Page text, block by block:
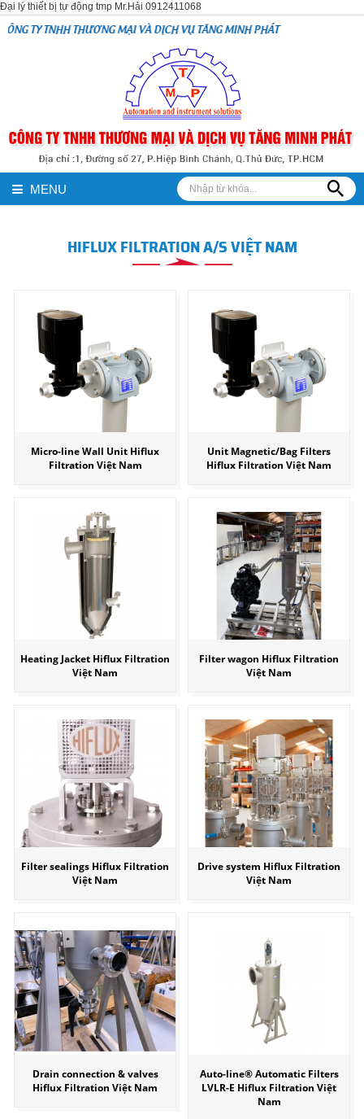
Đại lý thiết bị tự động tmp Mr.Hải 0912411068
TY TNHH THƯƠNG MẠI VÀ DỊCH VỤ TĂNG MINH PHÁT
MENU
HIFLUX FILTRATION A/S VIỆT NAM
Micro-line Wall Unit Hiflux
Filtration Việt Nam
Unit Magnetic/Bag Filters
Hiflux Filtration Việt Nam
Heating Jacket Hiflux Filtration
Việt Nam
Filter wagon Hiflux Filtration
Việt Nam
Filter sealings Hiflux Filtration
Việt Nam
Drive system Hiflux Filtration
Việt Nam
Drain connection & valves
Hiflux Filtration Việt Nam
Auto-line® Automatic Filters
LVLR-E Hiflux Filtration Việt
Nam